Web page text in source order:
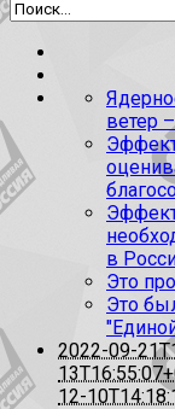
ветер
в
Это
Это
2022-09-
12-